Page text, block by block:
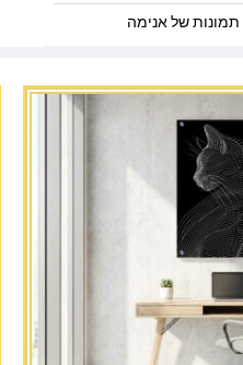
תמונות של אנימה